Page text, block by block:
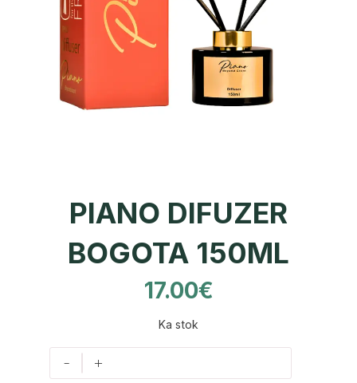
PIANO DIFUZER
BOGOTA 150ML
17.00€
Ka stok
- +